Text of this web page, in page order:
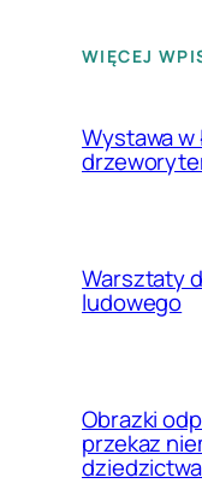
WIĘCEJ
Wystawa w
Warsztaty
ludowego
Obrazki
przekaz